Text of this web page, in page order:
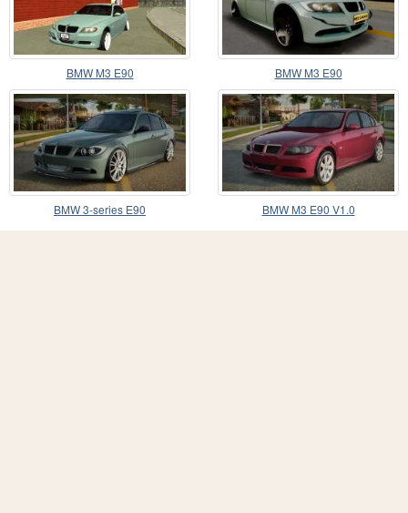
BMW M3 E90 BMW M3 E90
BMW 3-series E90 BMW M3 E90 V1.0